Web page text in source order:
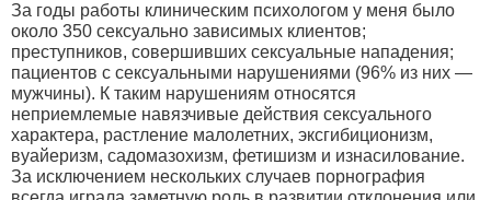
За годы работы клиническим психологом у меня было
около 350 сексуально зависимых клиентов;
преступников, совершивших сексуальные нападения;
пациентов с сексуальными нарушениями (96% из них —
мужчины). К таким нарушениям относятся
неприемлемые навязчивые действия сексуального
характера, растление малолетних, эксгибиционизм,
вуайеризм, садомазохизм, фетишизм и изнасилование.
За исключением нескольких случаев порнография